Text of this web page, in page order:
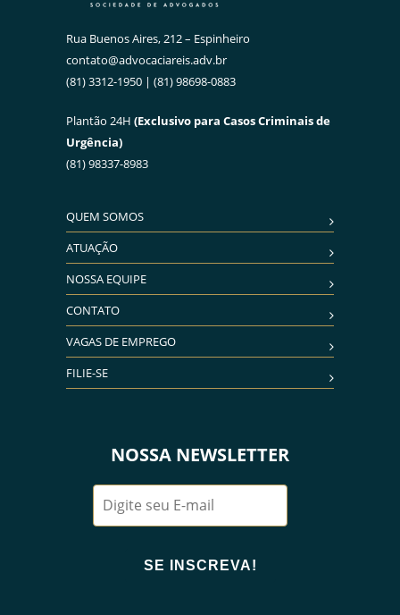
Rua Buenos Aires, 212 – Espinheiro
contato@advocaciareis.adv.br
(81) 3312-1950 | (81) 98698-0883
Plantão 24H (Exclusivo para Casos Criminais de
Urgência)
(81) 98337-8983
QUEM SOMOS
ATUAÇÃO
NOSSA EQUIPE
CONTATO
VAGAS DE EMPREGO
FILIE-SE
NOSSA NEWSLETTER